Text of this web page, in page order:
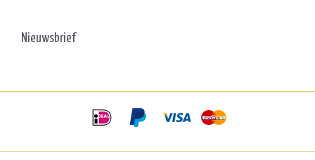
Nieuwsbrief